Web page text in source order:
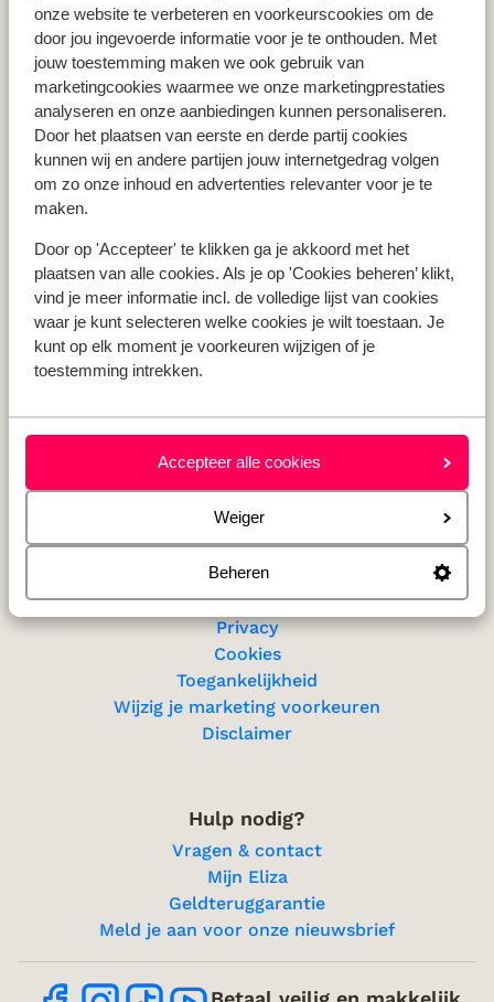
onze website te verbeteren en voorkeurscookies om de
door jou ingevoerde informatie voor je te onthouden. Met
jouw toestemming maken we ook gebruik van
marketingcookies waarmee we onze marketingprestaties
analyseren en onze aanbiedingen kunnen personaliseren.
Door het plaatsen van eerste en derde partij cookies
kunnen wij en andere partijen jouw internetgedrag volgen
om zo onze inhoud en advertenties relevanter voor je te
maken.
Door op 'Accepteer' te klikken ga je akkoord met het
plaatsen van alle cookies. Als je op 'Cookies beheren’ klikt,
vind je meer informatie incl. de volledige lijst van cookies
waar je kunt selecteren welke cookies je wilt toestaan. Je
kunt op elk moment je voorkeuren wijzigen of je
toestemming intrekken.
Accepteer alle cookies
Weiger
Beheren
Vakantie Kreta
Vakantie Zakynthos
Vakantie Andalusië
Vakantie Algarve
Type vakantie
Zomervakantie
Herfstvakantie
Verantwoord op vakantie
Vacatures
Sitemap
Privacy & cookies
Privacy
Cookies
Toegankelijkheid
Wijzig je marketing voorkeuren
Disclaimer
Hulp nodig?
Vragen & contact
Mijn Eliza
Geldteruggarantie
Meld je aan voor onze nieuwsbrief